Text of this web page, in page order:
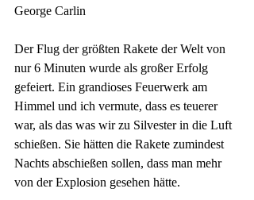
George Carlin
Der Flug der größten Rakete der Welt von
nur 6 Minuten wurde als großer Erfolg
gefeiert. Ein grandioses Feuerwerk am
Himmel und ich vermute, dass es teuerer
war, als das was wir zu Silvester in die Luft
schießen. Sie hätten die Rakete zumindest
Nachts abschießen sollen, dass man mehr
von der Explosion gesehen hätte.